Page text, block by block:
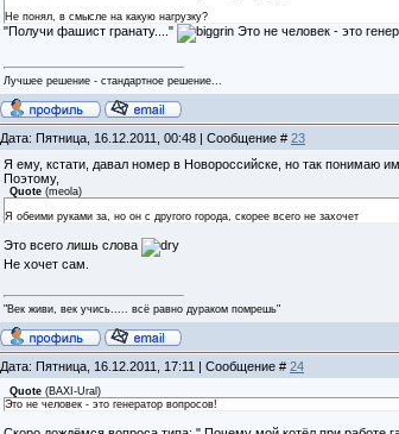
Не понял, в смысле на какую нагрузку?
"Получи фашист гранату...." Это не человек - это
Лучшее решение - стандартное решение...
Дата: Пятница, 16.12.2011, 00:48 | Сообщение # 23
Я ему, кстати, давал номер в Новороссийске, но так понимаю
Поэтому,
Quote(meola)
Я обеими руками за, но он с другого города, скорее всего не захочет
Это всего лишь слова
Не хочет сам.
"Век живи, век учись..... всё равно дураком помрешь"
Дата: Пятница, 16.12.2011, 17:11 | Сообщение # 24
Quote(BAXI-Ural )
Это не человек - это генератор вопросов!